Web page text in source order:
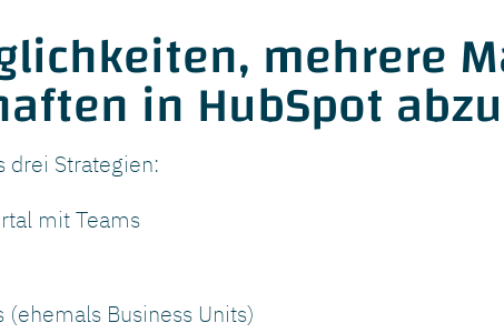
mehrere
in HubSpot
drei Strategien:
mit Teams
(ehemals Business Units)